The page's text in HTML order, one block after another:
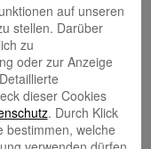
auf unseren
stellen. Darüber
zu
oder zur Anzeige
dieser Cookies
. Durch Klick
bestimmen, welche